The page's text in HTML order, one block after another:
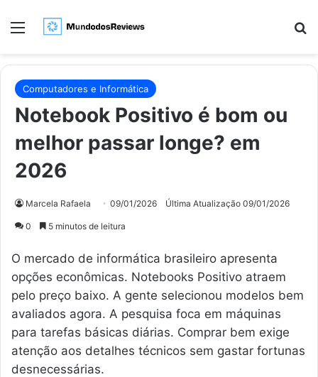
Menu
Computadores e Informática
Notebook Positivo é bom ou
melhor passar longe? em
2026
Marcela Rafaela 09/01/2026 Última Atualização 09/01/2026
0 5 minutos de leitura
O mercado de informática brasileiro apresenta
opções econômicas. Notebooks Positivo atraem
pelo preço baixo. A gente selecionou modelos bem
avaliados agora. A pesquisa foca em máquinas
para tarefas básicas diárias. Comprar bem exige
atenção aos detalhes técnicos sem gastar fortunas
desnecessárias.